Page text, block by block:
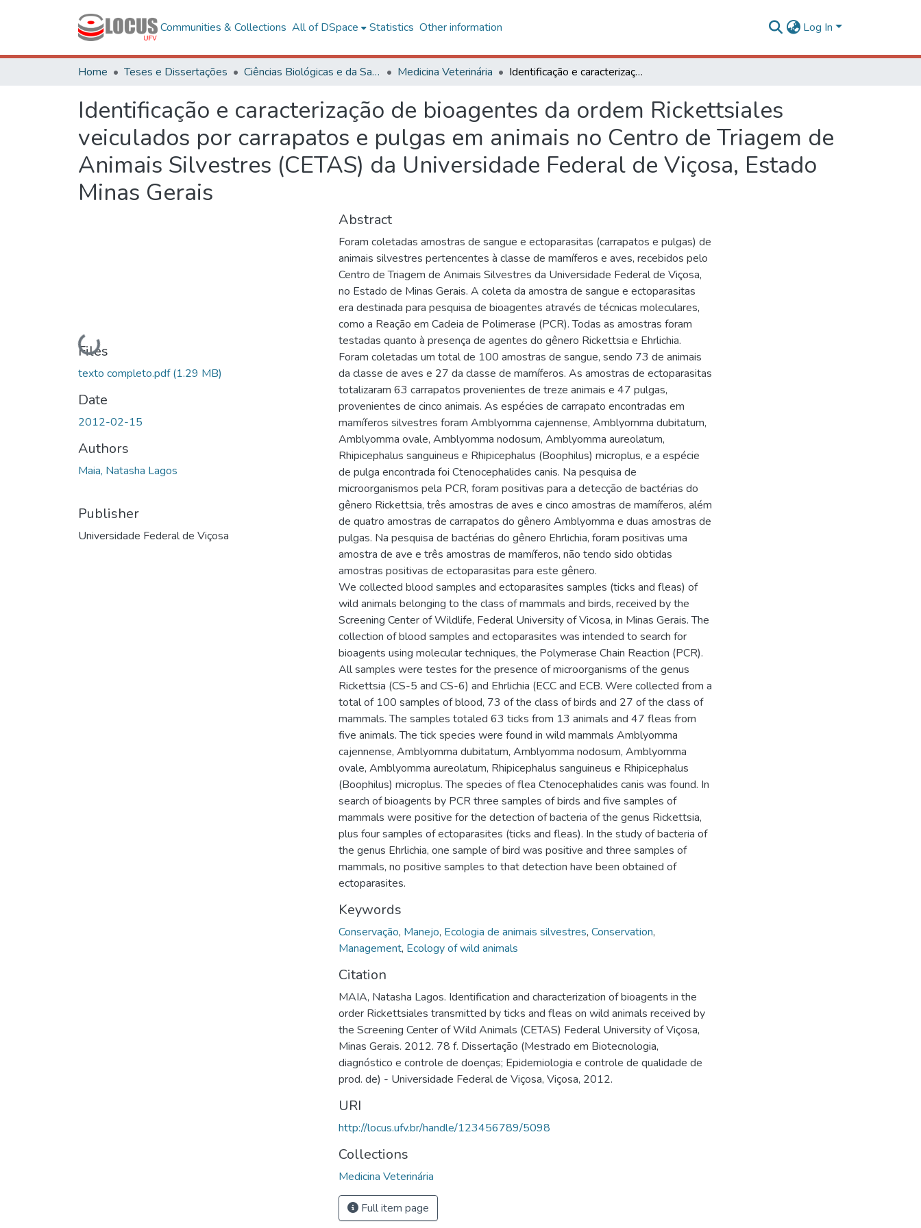
Communities & Collections All of DSpace Statistics Other information Log In
Home Teses e Dissertações Ciências Biológicas e da Saúde Medicina Veterinária Identificação e caracterização de bioagentes da ordem Rickettsiales veiculados por carrapatos e pulgas em animais no Centro de Triagem de Animais Silvestres (CETAS) da Universidade Federal de Viçosa, Estado Minas Gerais
Identificação e caracterização de bioagentes da ordem Rickettsiales
veiculados por carrapatos e pulgas em animais no Centro de Triagem de
Animais Silvestres (CETAS) da Universidade Federal de Viçosa, Estado
Minas Gerais
Loading...
Files
texto completo.pdf(1.29 MB)
Date
2012-02-15
Authors
Maia, Natasha Lagos
Publisher
Universidade Federal de Viçosa
Abstract
Foram coletadas amostras de sangue e ectoparasitas (carrapatos e pulgas) de
animais silvestres pertencentes à classe de mamíferos e aves, recebidos pelo
Centro de Triagem de Animais Silvestres da Universidade Federal de Viçosa,
no Estado de Minas Gerais. A coleta da amostra de sangue e ectoparasitas
era destinada para pesquisa de bioagentes através de técnicas moleculares,
como a Reação em Cadeia de Polimerase (PCR). Todas as amostras foram
testadas quanto à presença de agentes do gênero Rickettsia e Ehrlichia.
Foram coletadas um total de 100 amostras de sangue, sendo 73 de animais
da classe de aves e 27 da classe de mamíferos. As amostras de ectoparasitas
totalizaram 63 carrapatos provenientes de treze animais e 47 pulgas,
provenientes de cinco animais. As espécies de carrapato encontradas em
mamíferos silvestres foram Amblyomma cajennense, Amblyomma dubitatum,
Amblyomma ovale, Amblyomma nodosum, Amblyomma aureolatum,
Rhipicephalus sanguineus e Rhipicephalus (Boophilus) microplus, e a espécie
de pulga encontrada foi Ctenocephalides canis. Na pesquisa de
microorganismos pela PCR, foram positivas para a detecção de bactérias do
gênero Rickettsia, três amostras de aves e cinco amostras de mamíferos, além
de quatro amostras de carrapatos do gênero Amblyomma e duas amostras de
pulgas. Na pesquisa de bactérias do gênero Ehrlichia, foram positivas uma
amostra de ave e três amostras de mamíferos, não tendo sido obtidas
amostras positivas de ectoparasitas para este gênero.
We collected blood samples and ectoparasites samples (ticks and fleas) of
wild animals belonging to the class of mammals and birds, received by the
Screening Center of Wildlife, Federal University of Vicosa, in Minas Gerais. The
collection of blood samples and ectoparasites was intended to search for
bioagents using molecular techniques, the Polymerase Chain Reaction (PCR).
All samples were testes for the presence of microorganisms of the genus
Rickettsia (CS-5 and CS-6) and Ehrlichia (ECC and ECB. Were collected from a
total of 100 samples of blood, 73 of the class of birds and 27 of the class of
mammals. The samples totaled 63 ticks from 13 animals and 47 fleas from
five animals. The tick species were found in wild mammals Amblyomma
cajennense, Amblyomma dubitatum, Amblyomma nodosum, Amblyomma
ovale, Amblyomma aureolatum, Rhipicephalus sanguineus e Rhipicephalus
(Boophilus) microplus. The species of flea Ctenocephalides canis was found. In
search of bioagents by PCR three samples of birds and five samples of
mammals were positive for the detection of bacteria of the genus Rickettsia,
plus four samples of ectoparasites (ticks and fleas). In the study of bacteria of
the genus Ehrlichia, one sample of bird was positive and three samples of
mammals, no positive samples to that detection have been obtained of
ectoparasites.
Keywords
Conservação, Manejo, Ecologia de animais silvestres, Conservation,
Management, Ecology of wild animals
Citation
MAIA, Natasha Lagos. Identification and characterization of bioagents in the
order Rickettsiales transmitted by ticks and fleas on wild animals received by
the Screening Center of Wild Animals (CETAS) Federal University of Viçosa,
Minas Gerais. 2012. 78 f. Dissertação (Mestrado em Biotecnologia,
diagnóstico e controle de doenças; Epidemiologia e controle de qualidade de
prod. de) - Universidade Federal de Viçosa, Viçosa, 2012.
URI
http://locus.ufv.br/handle/123456789/5098
Collections
Medicina Veterinária
Full item page